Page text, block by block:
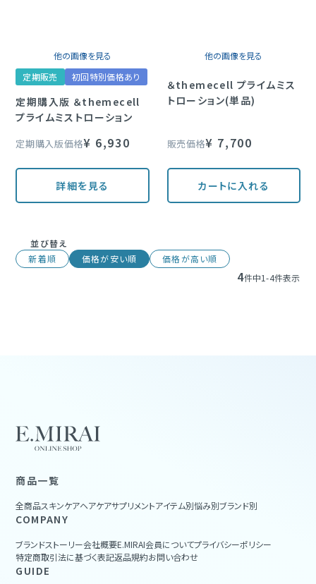
&themecell
その他
他の画像を見る
定期販売
初回特別価格あり
定期購入版 ＆themecell
プライムミストローション
定期購入版価格¥ 6,930
詳細を見る
他の画像を見る
＆themecell プライムミス
トローション(単品)
販売価格¥ 7,700
カートに入れる
並び替え
新着順
価格が安い順 価格が高い順
4件中1-4件表示
商品一覧
全商品スキンケアヘアケアサプリメントアイテム別悩み別ブランド別
COMPANY
ブランドストーリー会社概要E.MIRAI会員についてプライバシーポリシー
特定商取引法に基づく表記返品規約お問い合わせ
GUIDE